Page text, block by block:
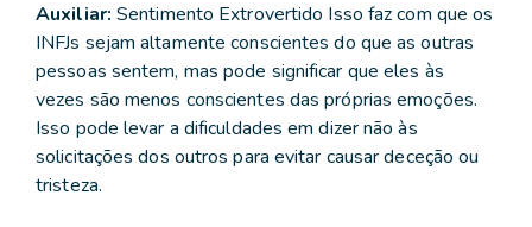
Auxiliar: Sentimento Extrovertido Isso faz com que os
INFJs sejam altamente conscientes do que as outras
pessoas sentem, mas pode significar que eles às
vezes são menos conscientes das próprias emoções.
Isso pode levar a dificuldades em dizer não às
solicitações dos outros para evitar causar deceção ou
tristeza.